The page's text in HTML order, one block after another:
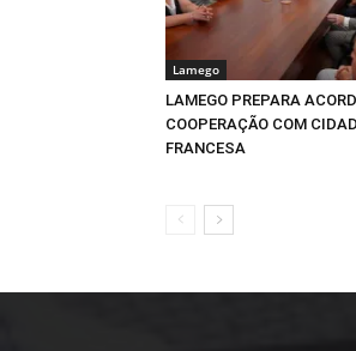
Lamego
LAMEGO PREPARA
COOPERAÇÃO COM
FRANCESA